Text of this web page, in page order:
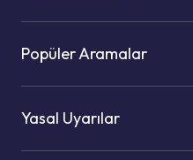
Popüler Aramalar
Yasal Uyarılar